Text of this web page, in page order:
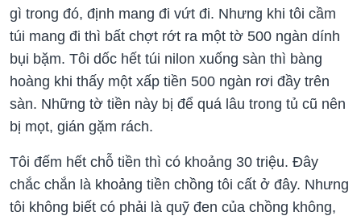
gì trong đó, định mang đi vứt đi. Nhưng khi tôi cầm
túi mang đi thì bất chợt rớt ra một tờ 500 ngàn dính
bụi bặm. Tôi dốc hết túi nilon xuống sàn thì bàng
hoàng khi thấy một xấp tiền 500 ngàn rơi đầy trên
sàn. Những tờ tiền này bị để quá lâu trong tủ cũ nên
bị mọt, gián gặm rách.
Tôi đếm hết chỗ tiền thì có khoảng 30 triệu. Đây
chắc chắn là khoảng tiền chồng tôi cất ở đây. Nhưng
tôi không biết có phải là quỹ đen của chồng không,